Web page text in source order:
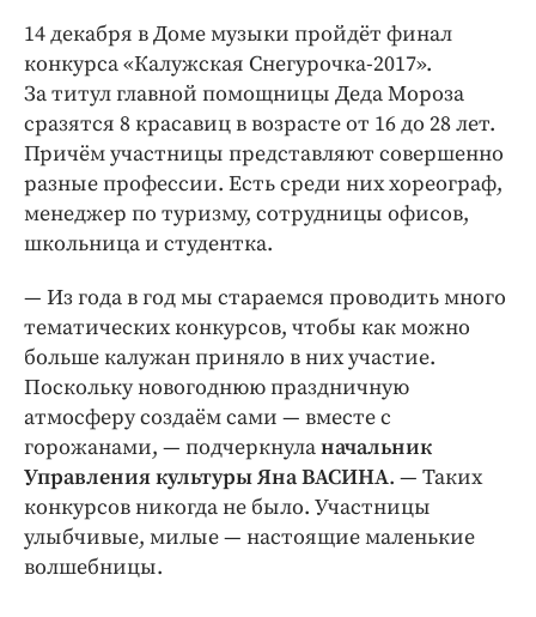
Образование
Общество
Погода
Праздники
Происшествия
Спорт
Экономика и бизнес
ПРОЕКТЫ
Блоги
Издания
Медиаперсона
Интересное чтиво
Клиника года
Бренд года
Работодатель года
14 декабря в Доме музыки пройдёт финал
конкурса «Калужская Снегурочка-2017».
За титул главной помощницы Деда Мороза
сразятся 8 красавиц в возрасте от 16 до 28 лет.
Причём участницы представляют совершенно
разные профессии. Есть среди них хореограф,
менеджер по туризму, сотрудницы офисов,
школьница и студентка.
— Из года в год мы стараемся проводить много
тематических конкурсов, чтобы как можно
больше калужан приняло в них участие.
Поскольку новогоднюю праздничную
атмосферу создаём сами — вместе с
горожанами, — подчеркнуланачальник
Управления культуры Яна ВАСИНА. — Таких
конкурсов никогда не было. Участницы
улыбчивые, милые — настоящие маленькие
волшебницы.